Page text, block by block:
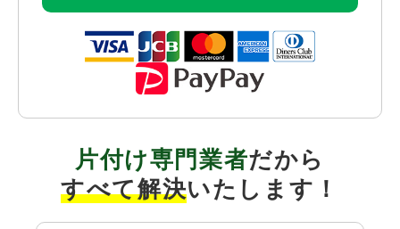
片付け専門業者だから
すべて解決いたします！